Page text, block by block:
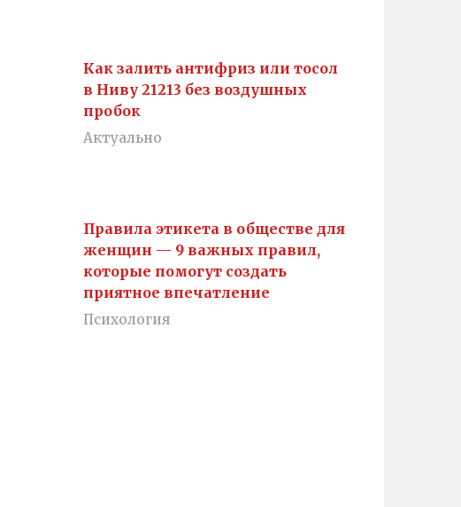
Как залить антифриз или тосол
в Ниву 21213 без воздушных
пробок
Актуально
Правила этикета в обществе для
женщин — 9 важных правил,
которые помогут создать
приятное впечатление
Психология